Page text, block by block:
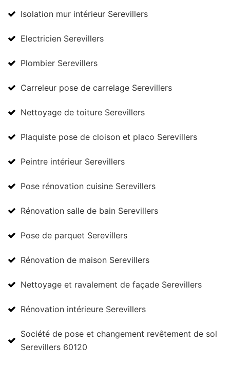
Isolation mur intérieur Serevillers
Electricien Serevillers
Plombier Serevillers
Carreleur pose de carrelage Serevillers
Nettoyage de toiture Serevillers
Plaquiste pose de cloison et placo Serevillers
Peintre intérieur Serevillers
Pose rénovation cuisine Serevillers
Rénovation salle de bain Serevillers
Pose de parquet Serevillers
Rénovation de maison Serevillers
Nettoyage et ravalement de façade Serevillers
Rénovation intérieure Serevillers
Société de pose et changement revêtement de sol
Serevillers 60120